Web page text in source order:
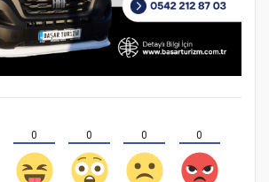
0 0 0 0